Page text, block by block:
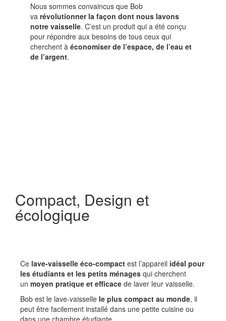
Nous sommes convaincus que Bob
va révolutionner la façon dont nous lavons
notre vaisselle. C’est un produit qui a été conçu
pour répondre aux besoins de tous ceux qui
cherchent à économiser de l’espace, de l’eau et
de l’argent.
Compact, Design et
écologique
Ce lave-vaisselle éco-compact est l’appareil idéal pour
les étudiants et les petits ménages qui cherchent
un moyen pratique et efficace de laver leur vaisselle.
Bob est le lave-vaisselle le plus compact au monde, il
peut être facilement installé dans une petite cuisine ou
dans une chambre étudiante.